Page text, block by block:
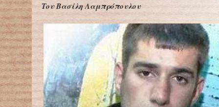
Του Βασίλη Λαμπρόπουλου